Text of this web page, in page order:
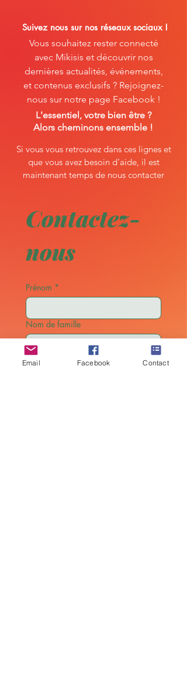
Suivez nous sur nos réseaux sociaux !
Vous souhaitez rester connecté
avec Mikisis et découvrir nos
dernières actualités, événements,
et contenus exclusifs ? Rejoignez-
nous sur notre page Facebook !
L'essentiel, votre bienêtre ?
Alors cheminons ensemble !
Si vous vous retrouvez dans ces lignes et
que vous avez besoin d'aide, il est
maintenant temps de nous contacter
Contactez-
nous
Prénom *
Nom de famille
E-mail
Email Facebook Contact